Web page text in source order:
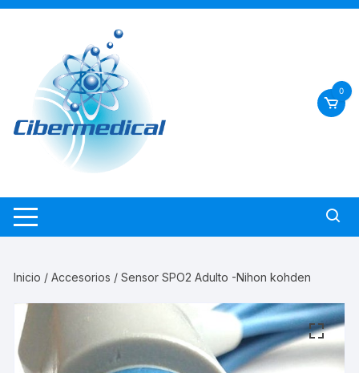
Saltar
0
Inicio /Accesorios / Sensor SPO2 Adulto -Nihon kohden